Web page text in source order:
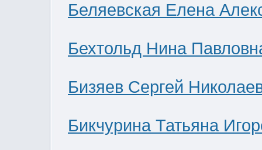
Беляевская Елена
Бехтольд Нина
Бизяев Сергей
Бикчурина Татьяна